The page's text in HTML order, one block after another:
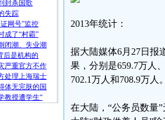
封杀国歌
失踪
网号”监控
成了“村霸”
闭潮、失业潮
后是机构的
严重官方不作
处理上海瑞士
体无完肤的国
教授遭学生“
2013年统计：
据大陆媒体6月27日报
果，分别是659.7万人
702.1万人和708.9万
在大陆，“公务员数量